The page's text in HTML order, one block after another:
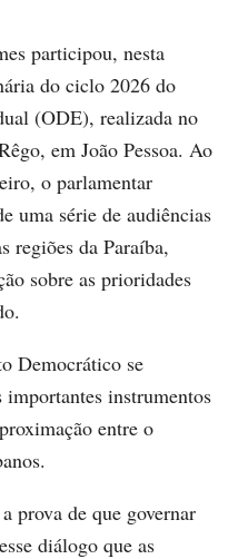
participou, nesta
do ciclo 2026 do
(ODE), realizada no
em João Pessoa. Ao
o parlamentar
uma série de audiências
regiões da Paraíba,
sobre as prioridades
Democrático se
instrumentos
entre o
prova de que governar
diálogo que as